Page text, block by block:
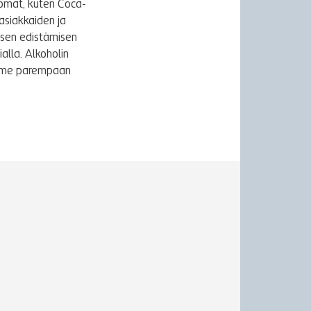
kuten Coca-
ja
edistämisen
Alkoholin
parempaan